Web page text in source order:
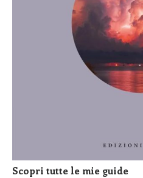
Scopri tutte le mie guide